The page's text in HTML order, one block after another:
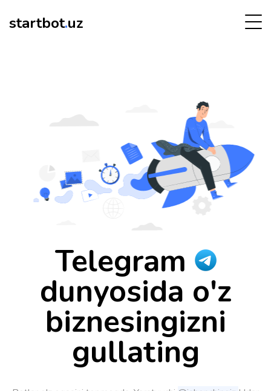
startbot.uz
Telegram
dunyosida o'z
biznesingizni
gullating